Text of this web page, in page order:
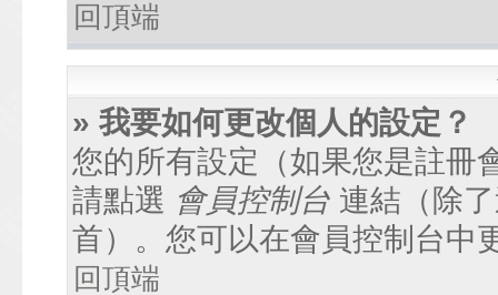
回頂端
» 我要如何更改個人的設定？
您的所有設定（如果您是註冊
請點選 會員控制台 連結（除
首）。您可以在會員控制台中
回頂端